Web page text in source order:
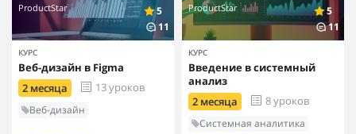
ProductStar
5
11
КУРС
Веб-дизайн в Figma
2 месяца
13 уроков
Веб-дизайн
ProductStar
5
11
КУРС
Введение в системный
анализ
2 месяца
8 уроков
Системная аналитика